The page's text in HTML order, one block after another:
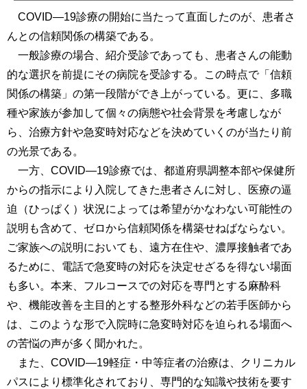
COVID―19診療の開始に当たって直面したのが、患者さ
んとの信頼関係の構築である。
一般診療の場合、紹介受診であっても、患者さんの能動
的な選択を前提にその病院を受診する。この時点で「信頼
関係の構築」の第一段階ができ上がっている。更に、多職
種や家族が参加して個々の病態や社会背景を考慮しなが
ら、治療方針や急変時対応などを決めていくのが当たり前
の光景である。
一方、COVID―19診療では、都道府県調整本部や保健所
からの指示により入院してきた患者さんに対し、医療の逼
迫（ひっぱく）状況によっては希望がかなわない可能性の
説明も含めて、ゼロから信頼関係を構築せねばならない。
ご家族への説明においても、遠方在住や、濃厚接触者であ
るために、電話で急変時の対応を決定せざるを得ない場面
も多い。本来、フルコースでの対応を専門とする麻酔科
や、機能改善を主目的とする整形外科などの若手医師から
は、このような形で入院時に急変時対応を迫られる場面へ
の苦悩の声が多く聞かれた。
また、COVID―19軽症・中等症者の治療は、クリニカル
パスにより標準化されており、専門的な知識や技術を要す